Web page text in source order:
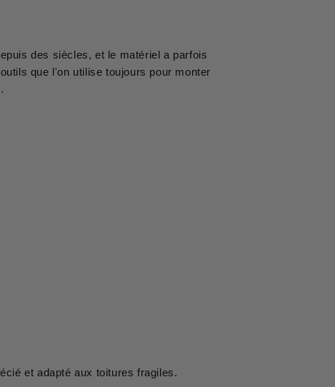
des siècles, et le matériel a parfois
que l'on utilise toujours pour monter
et adapté aux toitures fragiles.